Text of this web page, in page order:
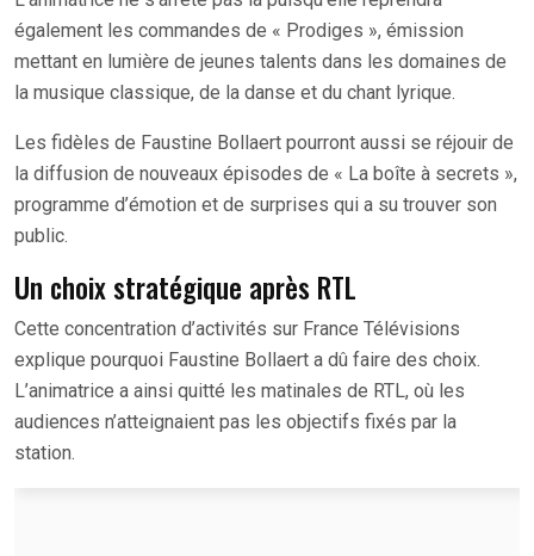
également les commandes de « Prodiges », émission
mettant en lumière de jeunes talents dans les domaines de
la musique classique, de la danse et du chant lyrique.
Les fidèles de Faustine Bollaert pourront aussi se réjouir de
la diffusion de nouveaux épisodes de « La boîte à secrets »,
programme d’émotion et de surprises qui a su trouver son
public.
Un choix stratégique après RTL
Cette concentration d’activités sur France Télévisions
explique pourquoi Faustine Bollaert a dû faire des choix.
L’animatrice a ainsi quitté les matinales de RTL, où les
audiences n’atteignaient pas les objectifs fixés par la
station.